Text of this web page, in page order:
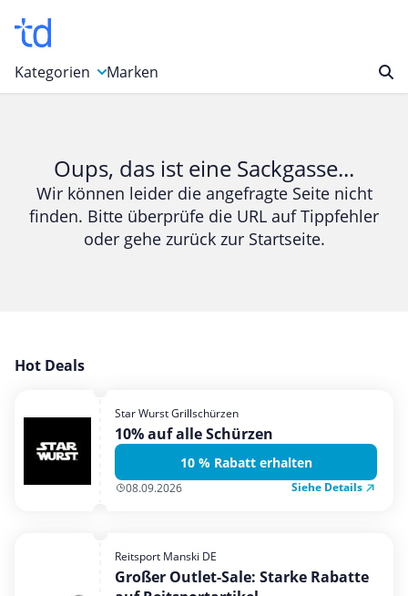
Kategorien
Bücher & Magazine
Computer & Elektronik
Entertainment & Media
Garten, Haushalt & Tiere
Mobilfunk & Internet
Mode & Accessoires
Shopping
Urlaub & Reise
Marken
Oups, das ist eine Sackgasse...
Wir können leider die angefragte Seite nicht
finden. Bitte überprüfe die URL auf Tippfehler
oder gehe zurück zur Startseite.
Hot Deals
Star Wurst Grillschürzen
10% auf alle Schürzen
10 % Rabatt erhalten
08.09.2026 Siehe Details
Reitsport Manski DE
Großer Outlet-Sale: Starke Rabatte